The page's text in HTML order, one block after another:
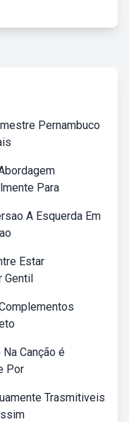
Pernambuco
Para
A Esquerda Em
Estar
Gentil
Canção é
Por
Trasmitiveis